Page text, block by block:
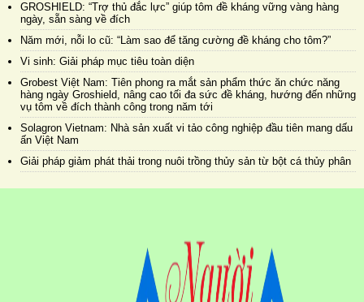
GROSHIELD: “Trợ thủ đắc lực” giúp tôm đề kháng vững vàng hàng
ngày, sẵn sàng về đích
Năm mới, nỗi lo cũ: “Làm sao để tăng cường đề kháng cho tôm?”
Vi sinh: Giải pháp mục tiêu toàn diện
Grobest Việt Nam: Tiên phong ra mắt sản phẩm thức ăn chức năng
hàng ngày Groshield, nâng cao tối đa sức đề kháng, hướng đến những
vụ tôm về đích thành công trong năm tới
Solagron Vietnam: Nhà sản xuất vi tảo công nghiệp đầu tiên mang dấu
ấn Việt Nam
Giải pháp giảm phát thải trong nuôi trồng thủy sản từ bột cá thủy phân